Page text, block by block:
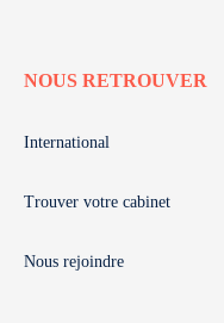
NOUS RETROUVER
International
Trouver votre cabinet
Nous rejoindre